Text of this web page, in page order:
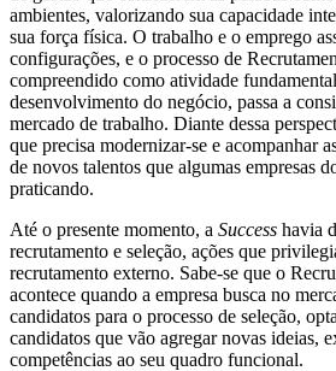
ambientes, valorizando sua capacidade
sua força física. O trabalho e o emprego
configurações, e o processo de
compreendido como atividade
desenvolvimento do negócio, passa a
mercado de trabalho. Diante dessa
que precisa modernizar-se e acompanhar
de novos talentos que algumas empresas
praticando.
Até o presente momento, a Success havia
recrutamento e seleção, ações que
recrutamento externo. Sabe-se que o
acontece quando a empresa busca no
candidatos para o processo de seleção,
candidatos que vão agregar novas ideias,
competências ao seu quadro funcional.